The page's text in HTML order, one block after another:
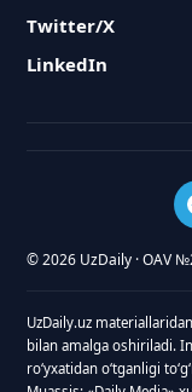
Twitter/X
LinkedIn
© 2026 UzDaily · OAV
UzDaily.uz
bilan amalga oshiriladi.
roʻyxatidan oʻtganligi